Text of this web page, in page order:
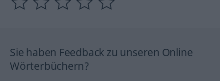
Sie haben Feedback zu unseren Online
Wörterbüchern?